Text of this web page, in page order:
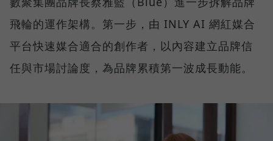
飛輪的運作架構。第一步，由 INLY AI 網紅媒合
平台快速媒合適合的創作者，以內容建立品牌信
任與市場討論度，為品牌累積第一波成長動能。